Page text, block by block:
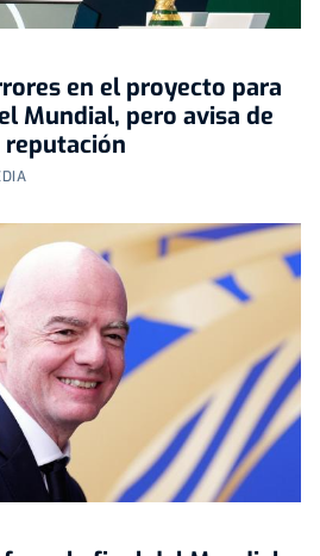
en el proyecto para
Mundial, pero avisa de